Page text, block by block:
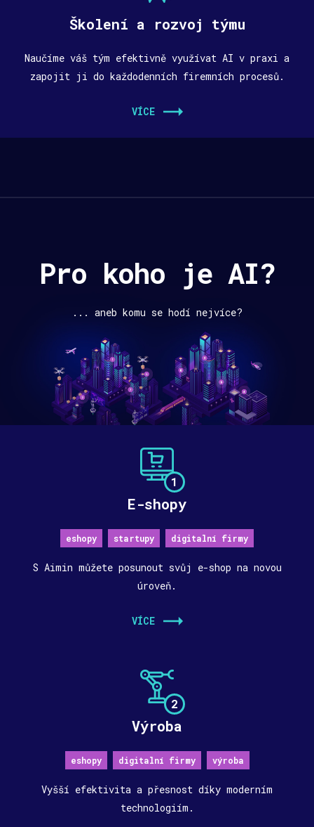
Školení a rozvoj týmu
Naučíme váš tým efektivně využívat AI v praxi a
zapojit ji do každodenních firemních procesů.
VÍCE
Pro koho je AI?
... aneb komu se hodí nejvíce?
1
E-shopy
eshopy startupy digitalní firmy
S Aimin můžete posunout svůj e-shop na novou
úroveň.
VÍCE
2
Výroba
eshopy digitalní firmy výroba
Vyšší efektivita a přesnost díky moderním
technologiím.